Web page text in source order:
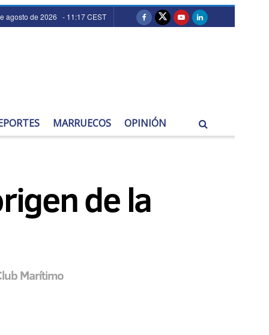
agosto de 2026 - 11:17 CEST
MARRUECOS OPINIÓN
de la
Marítimo